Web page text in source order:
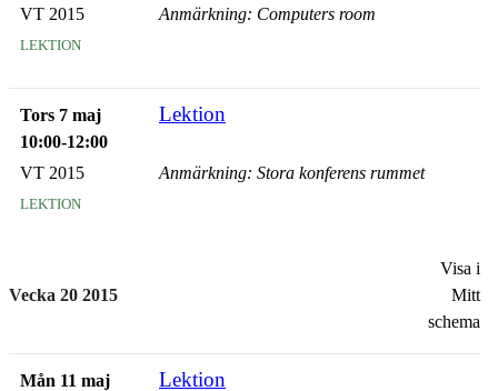
VT 2015
lektion
Anmärkning: Computers room
Tors 7 maj
10:00-12:00
Lektion
VT 2015
lektion
Anmärkning: Stora konferens rummet
Vecka 20 2015
Visa i
Mitt
schema
Mån 11 maj
Lektion